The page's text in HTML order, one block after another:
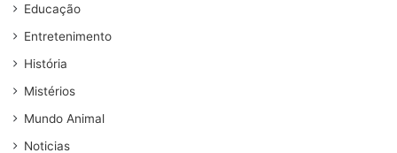
Educação
Entretenimento
História
Mistérios
Mundo Animal
Noticias